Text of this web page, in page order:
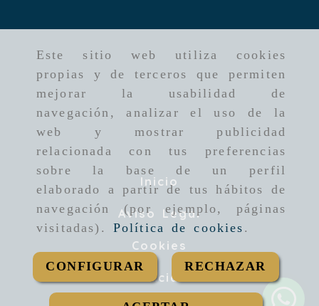
Este sitio web utiliza cookies
propias y de terceros que permiten
mejorar la usabilidad de
navegación, analizar el uso de la
web y mostrar publicidad
relacionada con tus preferencias
sobre la base de un perfil
elaborado a partir de tus hábitos de
navegación (por ejemplo, páginas
visitadas). Política de cookies .
CONFIGURAR RECHAZAR
Inicio
Aviso Legal
Cookies
Privacidad